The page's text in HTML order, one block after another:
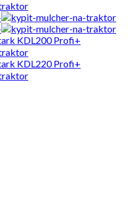
KDL200 Profi+
KDL220 Profi+